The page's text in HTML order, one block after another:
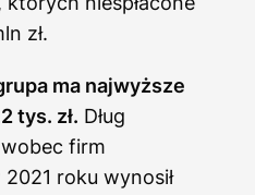
zł.
ma najwyższe
tys. zł. Dług
firm
roku wynosił